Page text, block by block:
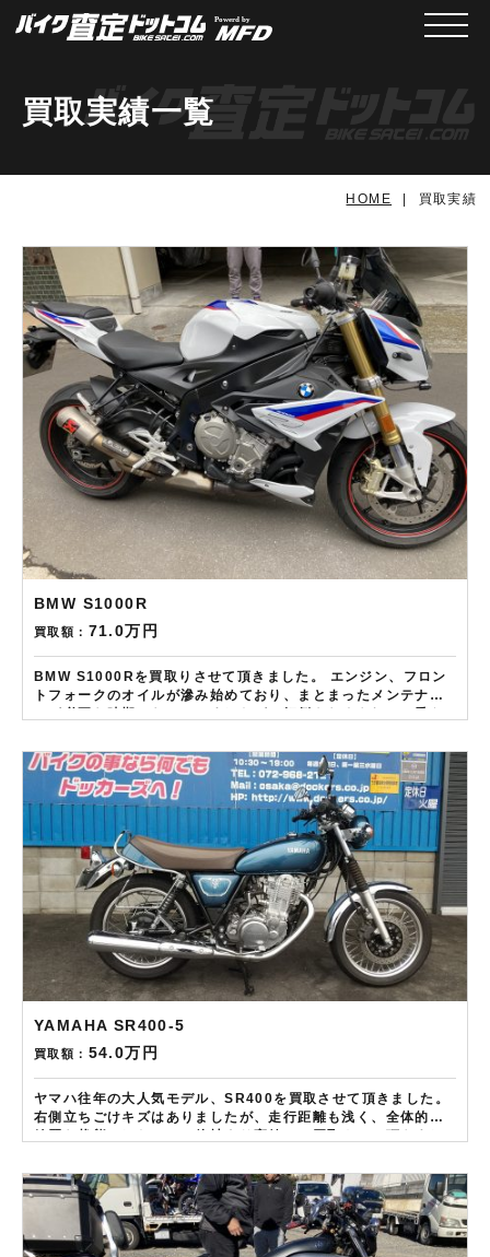
メニ
買取実績一覧
HOME 買取実績
BMW S1000R
買取額： 71.0万円
BMW S1000Rを買取りさせて頂きました。 エンジン、フロン
トフォークのオイルが滲み始めており、まとまったメンテナン
定させて頂きました。 ——————– 現在LINE・HP・FB・
Instagramからご依頼のお客様にAmazonギフトカード１万分
を進呈しております！ さらに特典として↓↓↓ 現在バイク査定ド
ットコムではキャンペーンとして次回Amazonギフトカード1万
円分が必ずもらえるスペシャルカードを贈呈中です。2台目から
半永続的に使えますし何とご紹介頂いても適用となります。無
事成約しましたらAmazonギフト券を贈呈致します！！！ ※但
し50㏄以下の原付は除く。皆様のご用命お待ちしておりま
YAMAHA SR400-5
買取額： 54.0万円
ヤマハ往年の大人気モデル、SR400を買取させて頂きました。
右側立ちごけキズはありましたが、走行距離も浅く、全体的に
依頼のお客様にAmazonギフトカード１万分を進呈しておりま
す！ さらに特典として↓↓↓ 現在バイク査定ドットコムではキャ
ンペーンとして次回Amazonギフトカード1万円分が必ずもらえ
るスペシャルカードを贈呈中です。2台目から半永続的に使えま
すし何とご紹介頂いても適用となります。無事成約しましたら